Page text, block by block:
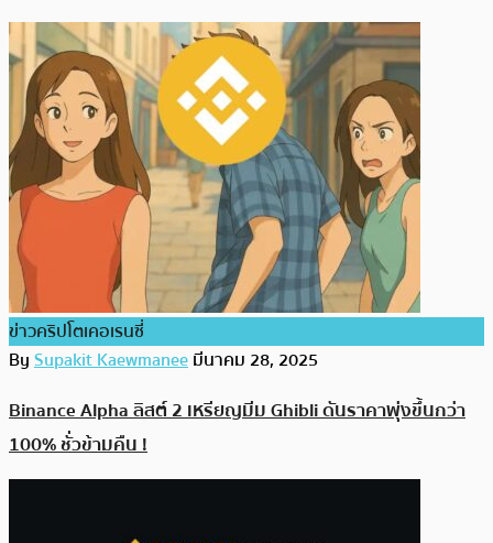
ข่าวคริปโตเคอเรนซี่
BySupakit Kaewmaneeมีนาคม 28, 2025
Binance Alpha ลิสต์ 2 เหรียญมีม Ghibli ดันราคาพุ่งขึ้นกว่า
100% ชั่วข้ามคืน !